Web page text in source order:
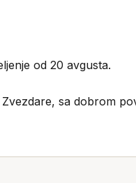
od 20 avgusta.
sa dobrom